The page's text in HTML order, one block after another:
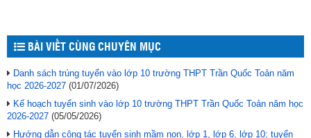
BÀI VIẾT CÙNG CHUYÊN MỤC
Danh sách trúng tuyển vào lớp 10 trường THPT Trần Quốc Toản năm
học 2026-2027 (01/07/2026)
Kế hoạch tuyển sinh vào lớp 10 trường THPT Trần Quốc Toản năm học
2026-2027 (05/05/2026)
Hướng dẫn công tác tuyển sinh mầm non, lớp 1, lớp 6, lớp 10; tuyển